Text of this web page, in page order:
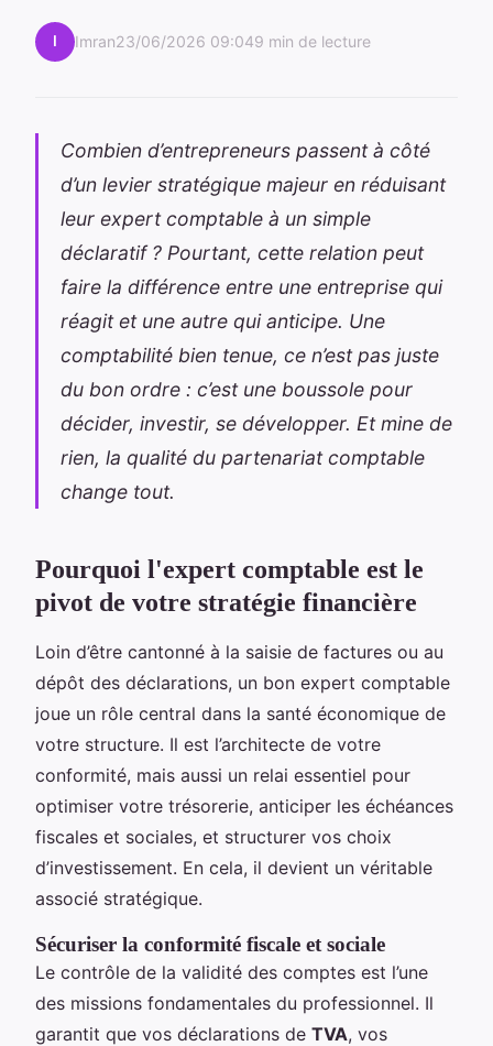
I Imran23/06/2026 09:049 min de lecture
Combien d’entrepreneurs passent à côté
d’un levier stratégique majeur en réduisant
leur expert comptable à un simple
déclaratif ? Pourtant, cette relation peut
faire la différence entre une entreprise qui
réagit et une autre qui anticipe. Une
comptabilité bien tenue, ce n’est pas juste
du bon ordre : c’est une boussole pour
décider, investir, se développer. Et mine de
rien, la qualité du partenariat comptable
change tout.
Pourquoi l'expert comptable est le
pivot de votre stratégie financière
Loin d’être cantonné à la saisie de factures ou au
dépôt des déclarations, un bon expert comptable
joue un rôle central dans la santé économique de
votre structure. Il est l’architecte de votre
conformité, mais aussi un relai essentiel pour
optimiser votre trésorerie, anticiper les échéances
fiscales et sociales, et structurer vos choix
d’investissement. En cela, il devient un véritable
associé stratégique.
Sécuriser la conformité fiscale et sociale
Le contrôle de la validité des comptes est l’une
des missions fondamentales du professionnel. Il
garantit que vos déclarations de TVA, vos